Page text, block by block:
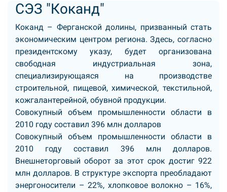
СЭЗ "Коканд"
Коканд – Ферганской долины, призванный стать
экономическим центром региона. Здесь, согласно
президентскому указу, будет организована
свободная индустриальная зона,
специализирующаяся на производстве
строительной, пищевой, химической, текстильной,
кожгалантерейной, обувной продукции.
Совокупный объем промышленности области в
2010 году составил 396 млн долларов
Совокупный объем промышленности области в
2010 году составил 396 млн долларов.
Внешнеторговый оборот за этот срок достиг 922
млн долларов. В структуре экспорта преобладают
энергоносители – 22%, хлопковое волокно – 16%,